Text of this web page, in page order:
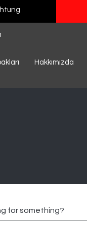
Hakkımızda